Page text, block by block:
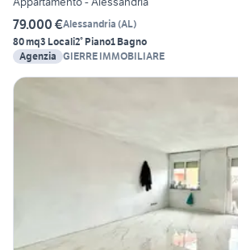
79.000 €Alessandria (AL)
80 mq3 Locali2° Piano1 Bagno
Agenzia GIERRE IMMOBILIARE